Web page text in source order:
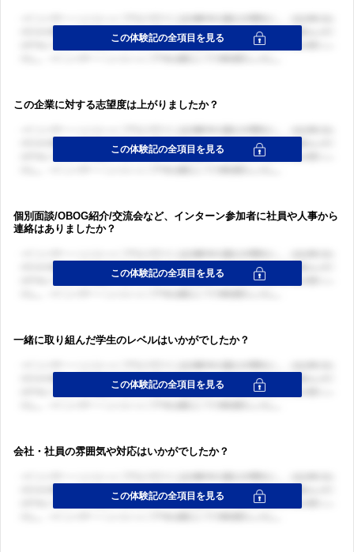
この企業に対する志望度は上がりましたか？
個別面談/OBOG紹介/交流会など、インターン参加者に社員や人事から
連絡はありましたか？
一緒に取り組んだ学生のレベルはいかがでしたか？
会社・社員の雰囲気や対応はいかがでしたか？